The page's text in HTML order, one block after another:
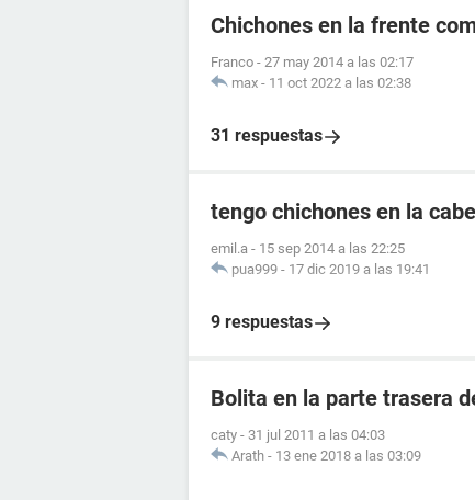
Chichones en la frente
Franco - 27 may 2014 a las 02:17
max - 11 oct 2022 a las 02:38
31 respuestas
tengo chichones en la
emil.a - 15 sep 2014 a las 22:25
pua999 - 17 dic 2019 a las 19:41
9 respuestas
Bolita en la parte trasera
caty - 31 jul 2011 a las 04:03
Arath - 13 ene 2018 a las 03:09